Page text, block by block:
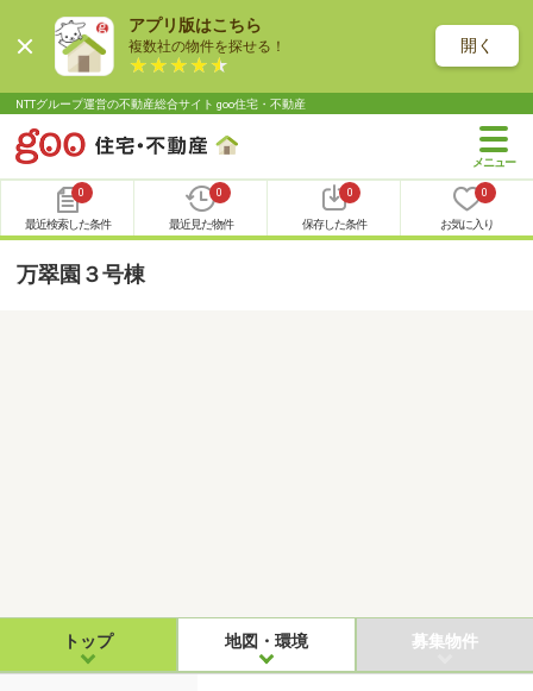
アプリ版はこちら
複数社の物件を探せる！ 開く
NTTグループ運営の不動産総合サイト goo住宅・不動産
0
最近検索した条件
0
最近見た物件
0
保存した条件
0
お気に入り
万翠園３号棟
トップ 地図・環境 募集物件